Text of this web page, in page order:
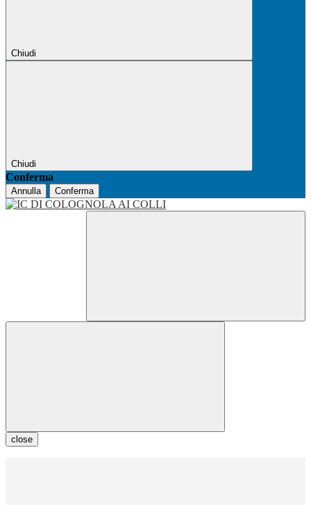
Chiudi
Chiudi
Conferma
Annulla Conferma
close